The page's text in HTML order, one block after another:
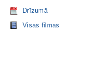
Drīzumā
Visas filmas